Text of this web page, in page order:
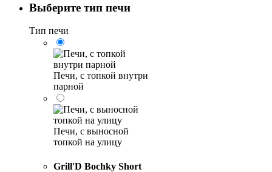
Выберите тип печи
Тип печи
Печи, с топкой внутри
парной
Печи, с выносной
топкой на улицу
Grill'D Bochky Short